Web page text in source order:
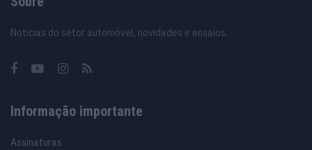
Noticias do setor automóvel, novidades e ensaios.
Informação importante
Assinaturas